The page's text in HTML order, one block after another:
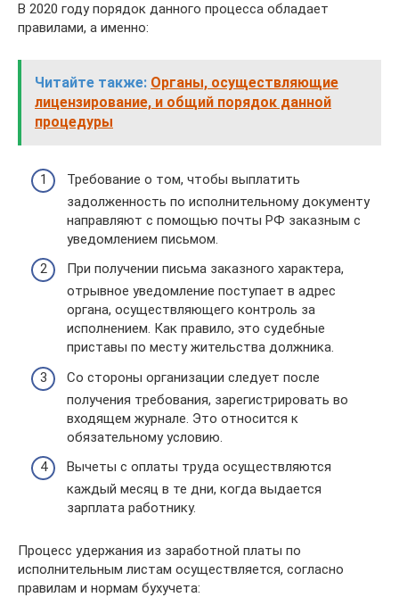
В 2020 году порядок данного процесса обладает
правилами, а именно:
Читайте также: Органы, осуществляющие
лицензирование, и общий порядок данной
процедуры
Требование о том, чтобы выплатить
задолженность по исполнительному документу
направляют с помощью почты РФ заказным с
уведомлением письмом.
При получении письма заказного характера,
отрывное уведомление поступает в адрес
органа, осуществляющего контроль за
исполнением. Как правило, это судебные
приставы по месту жительства должника.
Со стороны организации следует после
получения требования, зарегистрировать во
входящем журнале. Это относится к
обязательному условию.
Вычеты с оплаты труда осуществляются
каждый месяц в те дни, когда выдается
зарплата работнику.
Процесс удержания из заработной платы по
исполнительным листам осуществляется, согласно
правилам и нормам бухучета: